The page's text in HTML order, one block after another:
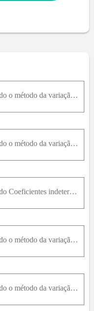
Resolva a equação diferencial usando o método da variação de parâmetros.y'' + 3y' + 2y = sen(e^x)
Resolva a equação diferencial usando o método da variação de parâmetros.y'' - 2y' + y = e^x / (1 + x^2)
Resolva a equação diferencial usando Coeficientes indeterminados eVariação de parâmetros.y'' - y' = e^x
Resolva a equação diferencial usando o método da variação de parâmetros. y ' ' + 4 y ' + 4 y = e - 2 x x 3
Resolva a equação diferencial usando o método da variação de parâmetros.y'' + y = sec^3(x), 0xpi/2